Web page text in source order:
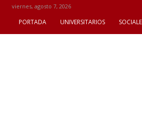
viernes, agosto 7, 2026
PORTADA UNIVERSITARIOS